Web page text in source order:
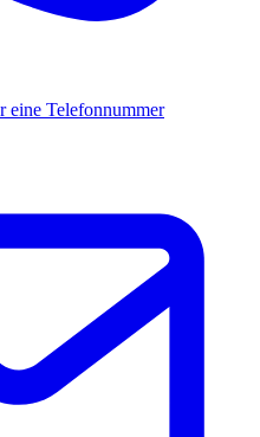
eine Telefonnummer